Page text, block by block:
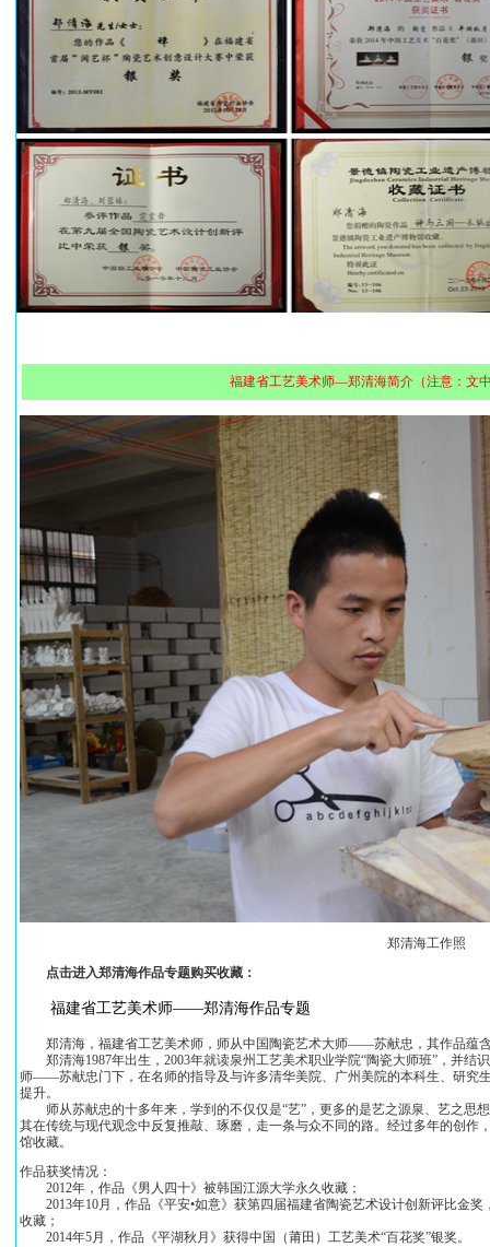
福建省工艺美术师—郑清海简介（注意：文
郑清海工作照
点击进入郑清海作品专题购买收藏：
福建省工艺美术师——郑清海作品专题
郑清海，福建省工艺美术师，师从中国陶瓷艺术大师——苏献忠，其作品蕴含
郑清海1987年出生，2003年就读泉州工艺美术职业学院“陶瓷大师班”，并结
师——苏献忠门下，在名师的指导及与许多清华美院、广州美院的本科生、研究
提升。
师从苏献忠的十多年来，学到的不仅仅是“艺”，更多的是艺之源泉、艺之思
其在传统与现代观念中反复推敲、琢磨，走一条与众不同的路。经过多年的创作
馆收藏。
作品获奖情况：
2012年，作品《男人四十》被韩国江源大学永久收藏；
2013年10月，作品《平安•如意》获第四届福建省陶瓷艺术设计创新评比金奖
收藏；
2014年5月，作品《平湖秋月》获得中国（莆田）工艺美术“百花奖”银奖。